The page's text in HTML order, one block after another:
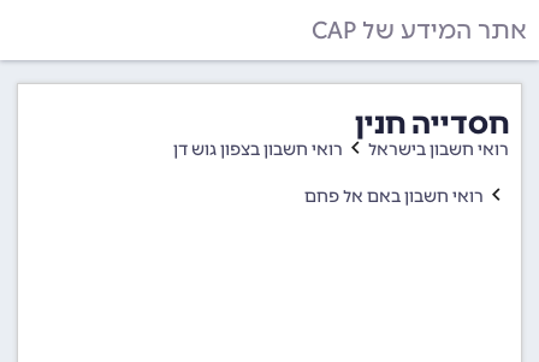
אתר המידע של CAP
חסדייה חנין
רואי חשבון בישראל רואי חשבון בצפון גוש דן
רואי חשבון באם אל פחם